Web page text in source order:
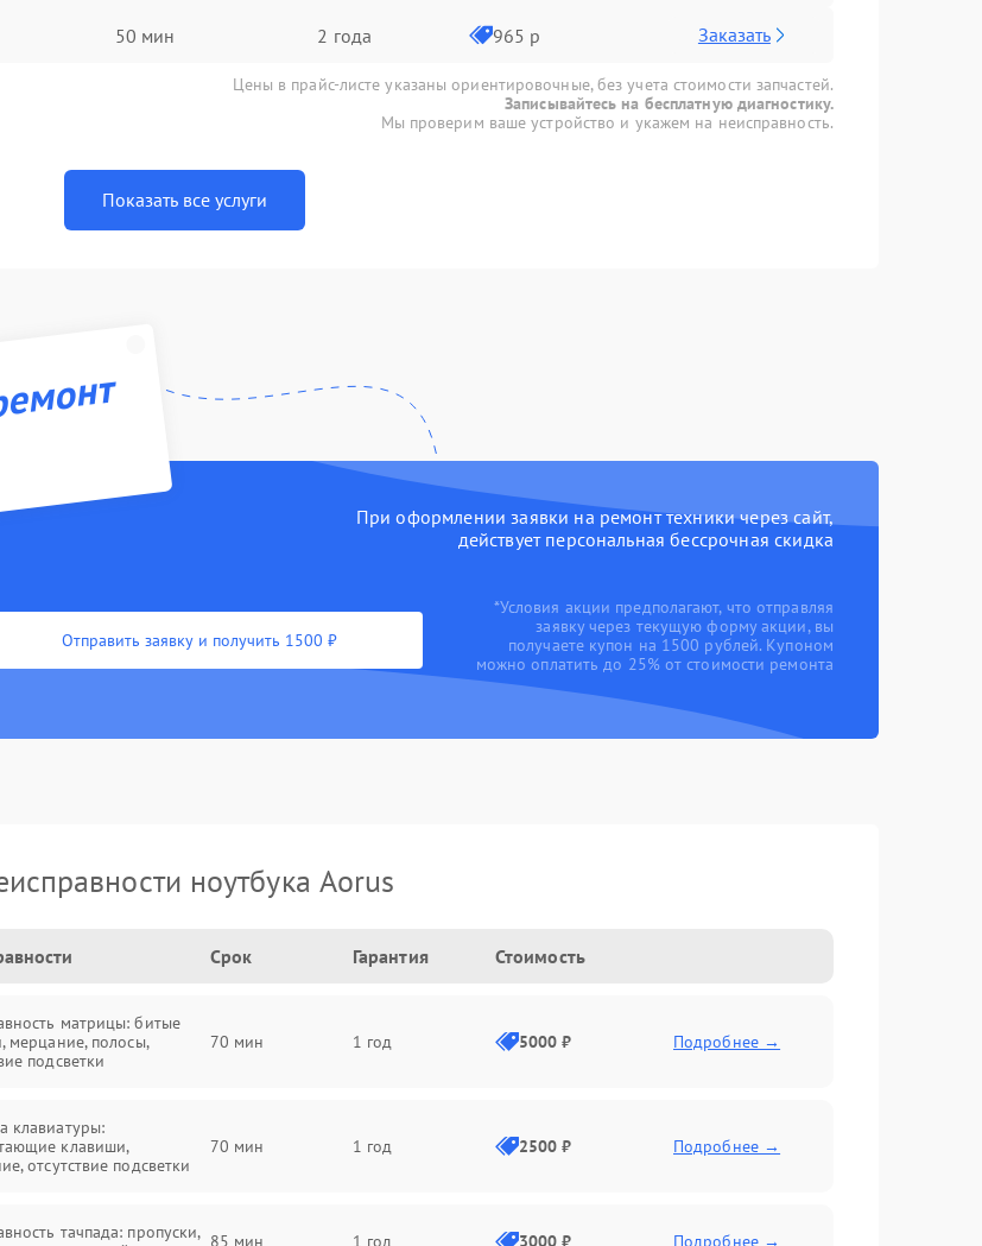
50 мин 2 года 965 р Заказать
Цены в прайс-листе указаны ориентировочные, без учета стоимости запчастей.
Записывайтесь на бесплатную диагностику.
Мы проверим ваше устройство и укажем на неисправность.
Показать все услуги
При оформлении заявки на ремонт техники через сайт,
действует персональная бессрочная скидка
Отправить заявку и получить 1500 ₽
*Условия акции предполагают, что отправляя
заявку через текущую форму акции, вы
получаете купон на 1500 рублей. Купоном
можно оплатить до 25% от стоимости ремонта
ноутбука Aorus
Срок Гарантия Стоимость
матрицы: битые
мерцание, полосы,
подсветки
70 мин 1 год 5000 ₽ Подробнее →
клавиатуры:
клавиши,
отсутствие подсветки
70 мин 1 год 2500 ₽ Подробнее →
тачпада: пропуски, 85 мин 1 год 3000 ₽ Подробнее →